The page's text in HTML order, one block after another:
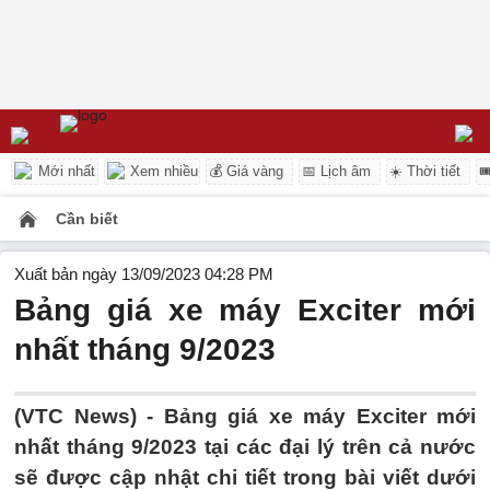
Mới nhất Xem nhiều 💰 Giá vàng 📅 Lịch âm ☀️ Thời tiết
Cần biết
Xuất bản ngày 13/09/2023 04:28 PM
Bảng giá xe máy Exciter mới
nhất tháng 9/2023
(VTC News) - Bảng giá xe máy Exciter mới
nhất tháng 9/2023 tại các đại lý trên cả nước
sẽ được cập nhật chi tiết trong bài viết dưới